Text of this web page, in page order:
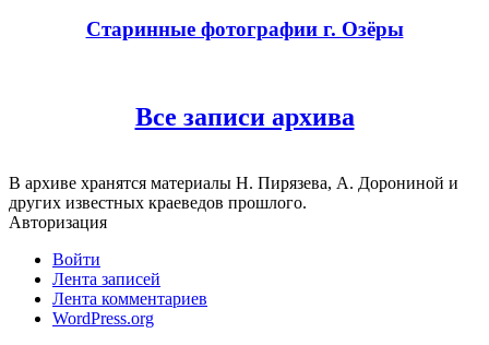
Старинные фотографии г. Озёры
Все записи архива
В архиве хранятся материалы Н. Пирязева, А. Дорониной и
других известных краеведов прошлого.
Авторизация
Войти
Лента записей
Лента комментариев
WordPress.org